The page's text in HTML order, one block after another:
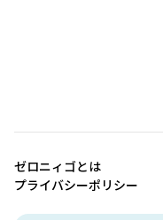
ゼロニィゴとは
プライバシーポリシー